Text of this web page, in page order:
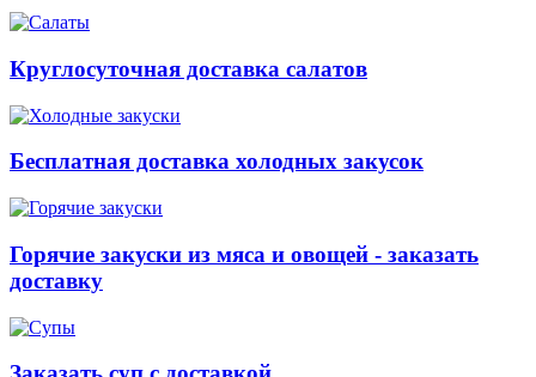
Круглосуточная доставка салатов
Бесплатная доставка холодных закусок
Горячие закуски из мяса и овощей - заказать
доставку